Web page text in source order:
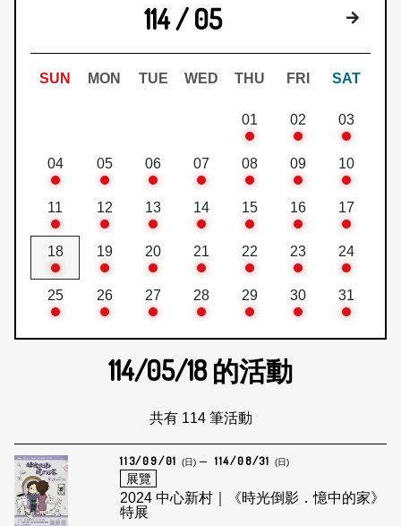
114 / 05 下個月
SUN MON TUE WED THU FRI SAT
01 02 03
04 05 06 07 08 09 10
11 12 13 14 15 16 17
18 19 20 21 22 23 24
25 26 27 28 29 30 31
114/05/18的活動
共有 114 筆活動
113/09/01 (日) 114/08/31 (日)
展覽
2024 中心新村｜《時光倒影．憶中的家》
特展